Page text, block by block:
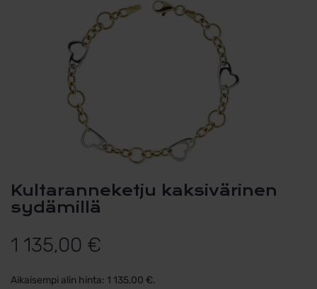
Kultaranneketju kaksivärinen
sydämillä
1 135,00 €
Aikaisempi alin hinta: 1 135,00 €.